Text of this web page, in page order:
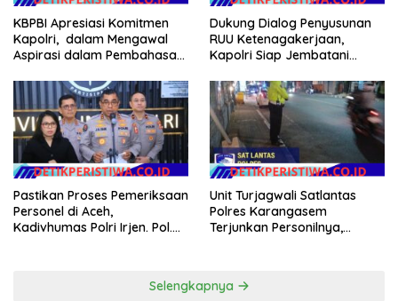
KBPBI Apresiasi Komitmen
Kapolri, dalam Mengawal
Aspirasi dalam Pembahasan
Dukung Dialog Penyusunan
RUU Ketenagakerjaan,
Kapolri Siap Jembatani
Pastikan Proses Pemeriksaan
Personel di Aceh,
Kadivhumas Polri Irjen. Pol.
Unit Turjagwali Satlantas
Polres Karangasem
Terjunkan Personilnya,
Selengkapnya